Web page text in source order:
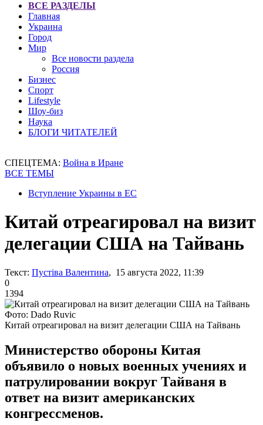
ВСЕ РАЗДЕЛЫ
Главная
Украина
Город
Мир
Все новости раздела
Россия
Бизнес
Спорт
Lifestyle
Шоу-биз
Наука
БЛОГИ ЧИТАТЕЛЕЙ
СПЕЦТЕМА: Война в Иране
ВСЕ ТЕМЫ
Вступление Украины в ЕС
Китай отреагировал на визит
делегации США на Тайвань
Текст: Пустіва Валентина, 15 августа 2022, 11:39
0
1394
Фото: Dado Ruvic
Китай отреагировал на визит делегации США на Тайвань
Министерство обороны Китая
объявило о новых военных учениях и
патрулировании вокруг Тайваня в
ответ на визит американских
конгрессменов.